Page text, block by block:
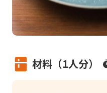
材料（1人分）